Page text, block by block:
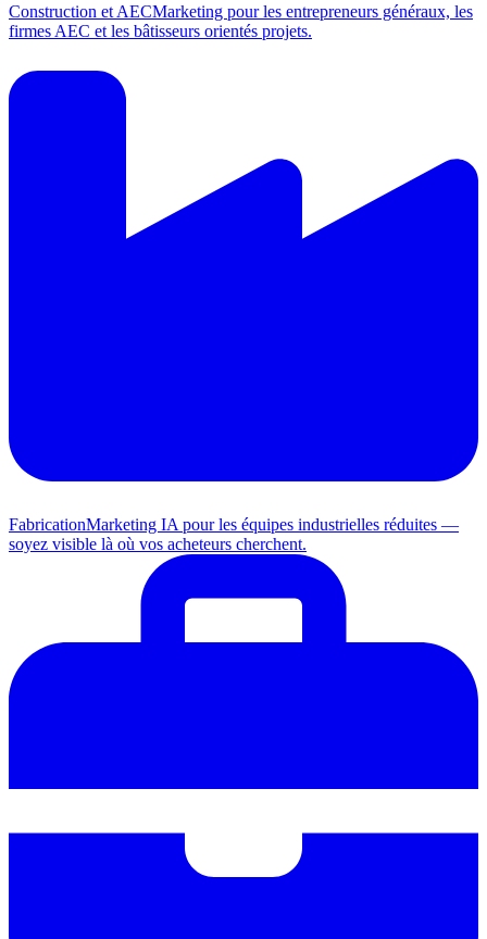
Construction et AECMarketing pour les entrepreneurs généraux, les
firmes AEC et les bâtisseurs orientés projets.
FabricationMarketing IA pour les équipes industrielles réduites —
soyez visible là où vos acheteurs cherchent.